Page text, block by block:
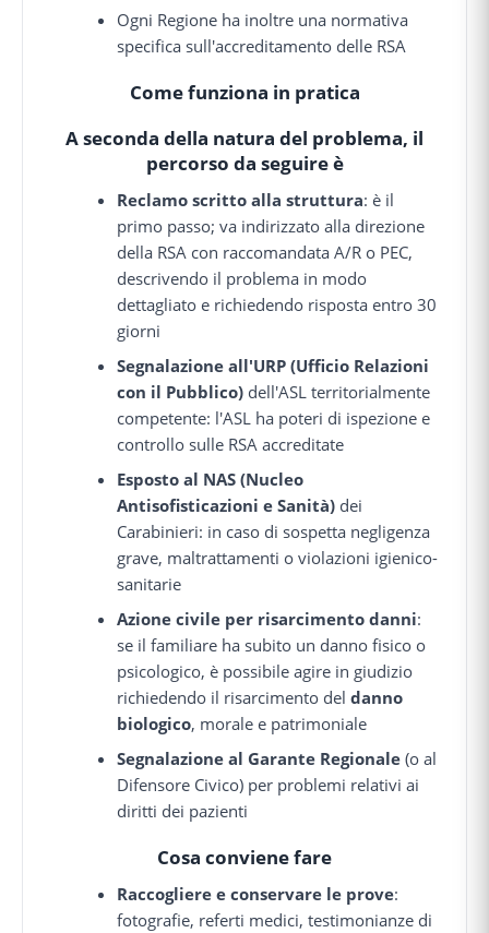
Ogni Regione ha inoltre una normativa
specifica sull'accreditamento delle RSA
Come funziona in pratica
A seconda della natura del problema, il
percorso da seguire è
Reclamo scritto alla struttura: è il
primo passo; va indirizzato alla direzione
della RSA con raccomandata A/R o PEC,
descrivendo il problema in modo
dettagliato e richiedendo risposta entro 30
giorni
Segnalazione all'URP (Ufficio Relazioni
con il Pubblico) dell'ASL territorialmente
competente: l'ASL ha poteri di ispezione e
controllo sulle RSA accreditate
Esposto al NAS (Nucleo
Antisofisticazioni e Sanità) dei
Carabinieri: in caso di sospetta negligenza
grave, maltrattamenti o violazioni igienico-
sanitarie
Azione civile per risarcimento danni:
se il familiare ha subito un danno fisico o
psicologico, è possibile agire in giudizio
richiedendo il risarcimento deldanno
biologico, morale e patrimoniale
Segnalazione al Garante Regionale (o al
Difensore Civico) per problemi relativi ai
diritti dei pazienti
Cosa conviene fare
Raccogliere e conservare le prove:
fotografie, referti medici, testimonianze di